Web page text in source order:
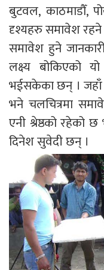
बुटवल, काठमाडौँ,
दृश्यहरु समावेश रहने
समावेश हुने
लक्ष्य बोकिएको
भईसकेका छन् । जहाँ
भने चलचित्रमा
एनी श्रेष्ठको रहेको
दिनेश सुवेदी छन् ।